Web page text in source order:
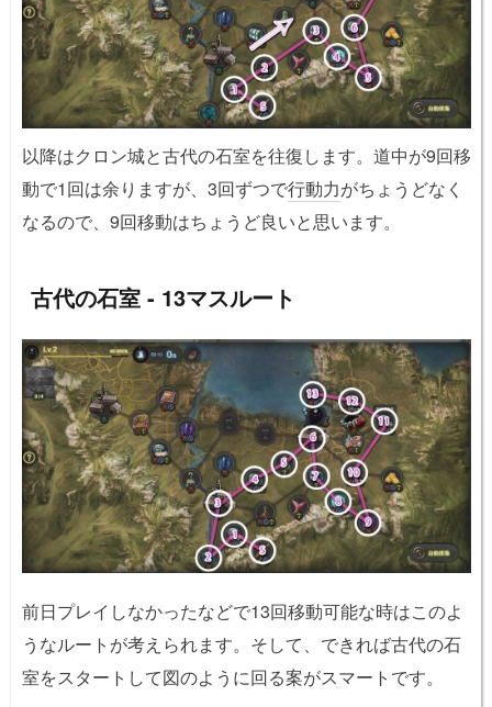
以降はクロン城と古代の石室を往復します。道中が9回移
動で1回は余りますが、3回ずつで行動力がちょうどなく
なるので、9回移動はちょうど良いと思います。
古代の石室 - 13マスルート
前日プレイしなかったなどで13回移動可能な時はこのよ
うなルートが考えられます。そして、できれば古代の石
室をスタートして図のように回る案がスマートです。